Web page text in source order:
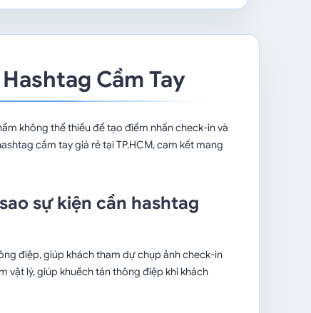
Cầm Tay
không thể thiếu để tạo điểm nhấn check-in và
cầm tay giá rẻ tại TP.HCM, cam kết mang
sự kiện cần hashtag
điệp, giúp khách tham dự chụp ảnh check-in
vật lý, giúp khuếch tán thông điệp khi khách